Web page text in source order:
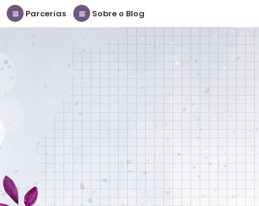
Parcerias Sobre o Blog